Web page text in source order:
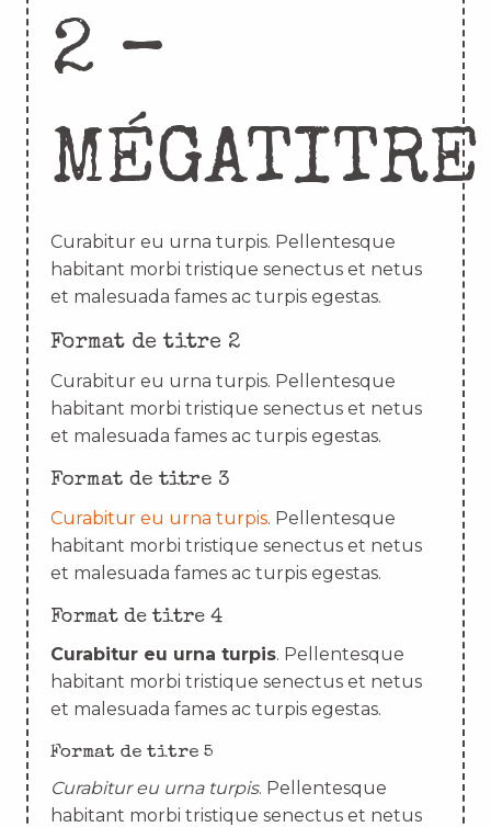
2 –
MÉGATITRE
Curabitur eu urna turpis. Pellentesque
habitant morbi tristique senectus et netus
et malesuada fames ac turpis egestas.
Format de titre 2
Curabitur eu urna turpis. Pellentesque
habitant morbi tristique senectus et netus
et malesuada fames ac turpis egestas.
Format de titre 3
Curabitur eu urna turpis. Pellentesque
habitant morbi tristique senectus et netus
et malesuada fames ac turpis egestas.
Format de titre 4
Curabitur eu urna turpis. Pellentesque
habitant morbi tristique senectus et netus
et malesuada fames ac turpis egestas.
Format de titre 5
Curabitur eu urna turpis. Pellentesque
habitant morbi tristique senectus et netus